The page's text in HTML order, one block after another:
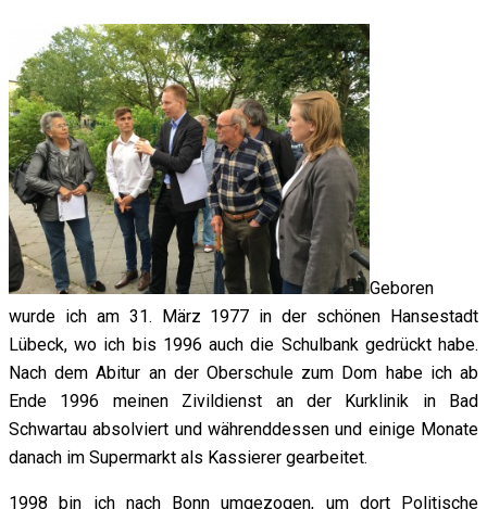
Geboren
wurde ich am 31. März 1977 in der schönen Hansestadt
Lübeck, wo ich bis 1996 auch die Schulbank gedrückt habe.
Nach dem Abitur an der Oberschule zum Dom habe ich ab
Ende 1996 meinen Zivildienst an der Kurklinik in Bad
Schwartau absolviert und währenddessen und einige Monate
danach im Supermarkt als Kassierer gearbeitet.
1998 bin ich nach Bonn umgezogen, um dort Politische